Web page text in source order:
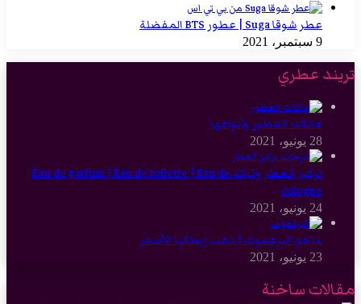
عطر شوقا Suga | عطور BTS المفضلة
9 سبتمبر، 2021
تريند عطري
عائلات العطور وأنواعها
28 يونيو، 2021
تركيز العطر وثباته Eau de parfum | Eau de toilette | Eau de
cologne
24 يونيو، 2021
ما هو البرغموت | ذهب إيطاليا الأصفر
23 يونيو، 2021
مقالات ساخنة